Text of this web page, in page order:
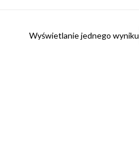
Wyświetlanie jednego wyniku